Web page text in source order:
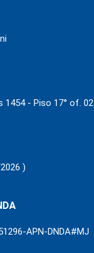
1454 - Piso 17° of. 02
)
APN-DNDA#MJ